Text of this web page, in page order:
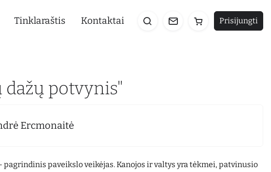
Tinklaraštis Kontaktai Prisijungti
dažų potvynis"
Ercmonaitė
pagrindinis paveikslo veikėjas. Kanojos ir valtys yra tėkmei, patvinusio